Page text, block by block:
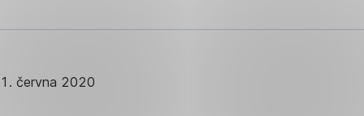
1. června 2020